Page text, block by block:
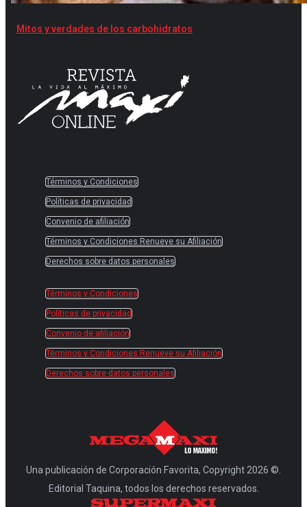
Mitos y verdades de los carbohidratos
Términos y Condiciones
Políticas de privacidad
Convenio de afiliación
Términos y Condiciones Renueve su Afiliación
Derechos sobre datos personales
Términos y Condiciones
Políticas de privacidad
Convenio de afiliación
Términos y Condiciones Renueve su Afiliación
Derechos sobre datos personales
Una publicación de Corporación Favorita, Copyright 2026 ©.
Editorial Taquina, todos los derechos reservados.